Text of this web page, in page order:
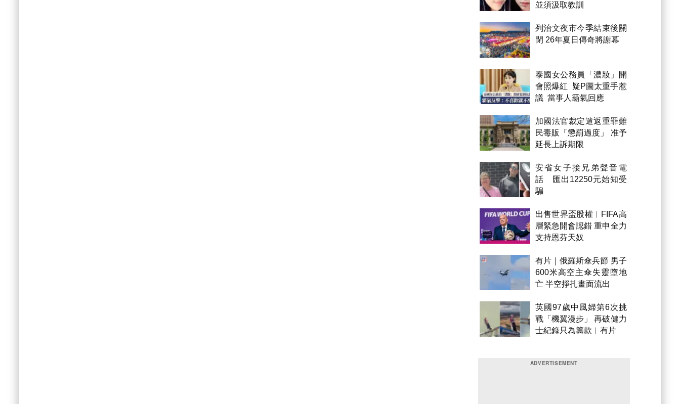
並須汲取教訓
列治文夜市今季結束後關
閉 26年夏日傳奇將謝幕
泰國女公務員「濃妝」開
會照爆紅 疑P圖太重手惹
議 當事人霸氣回應
加國法官裁定遣返重罪難
民毒販「懲罰過度」 准予
延長上訴期限
安省女子接兄弟聲音電
話 匯出12250元始知受
騙
出售世界盃股權︱FIFA高
層緊急開會認錯 重申全力
支持恩芬天奴
有片｜俄羅斯傘兵節 男子
600米高空主傘失靈墮地
亡 半空掙扎畫面流出
英國97歲中風婦第6次挑
戰「機翼漫步」 再破健力
士紀錄只為籌款︱有片